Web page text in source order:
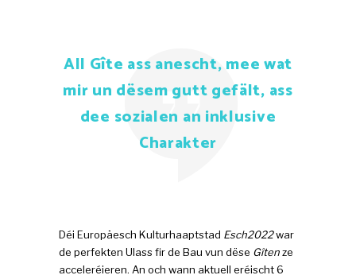
All Gîte ass anescht, mee wat
mir un dësem gutt gefält, ass
dee sozialen an inklusive
Charakter
Déi Europäesch Kulturhaaptstad Esch2022war
de perfekten Ulass fir de Bau vun dëse Gîtenze
acceleréieren. An och wann aktuell eréischt 6